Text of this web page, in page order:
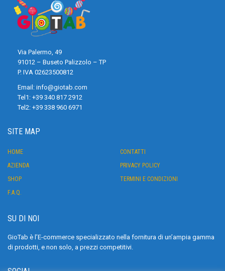
Via Palermo, 49
91012 – Buseto Palizzolo – TP
P. IVA 02623500812
Email: info@giotab.com
Tel1: +39 340 817 2912
Tel2: +39 338 960 6971
SITE MAP
HOME
AZIENDA
SHOP
F.A.Q.
CONTATTI
PRIVACY POLICY
TERMINI E CONDIZIONI
SU DI NOI
GioTab è l’E-commerce specializzato nella fornitura di un’ampia gamma
di prodotti, e non solo, a prezzi competitivi.